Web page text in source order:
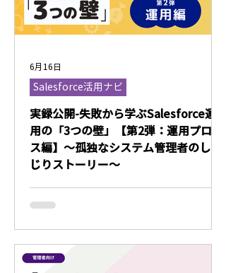
実録公開-失敗から学ぶSalesforce運
用の「3つの壁」【第2弾：運用プロセ
ス編】〜孤独なシステム管理者のしく
じりストーリー〜
Salesforce活用ナビ
6月16日